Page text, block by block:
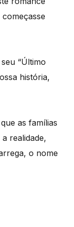
“Último
história,
as famílias
realidade,
o nome